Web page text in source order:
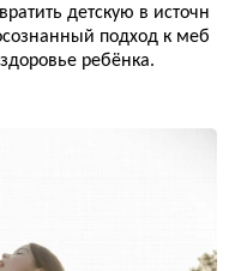
детскую в источн
подход к меб
ребёнка.